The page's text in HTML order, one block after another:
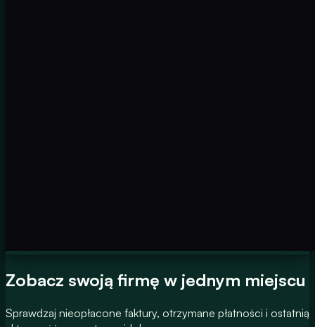
Zobacz swoją firmę w jednym miejscu
Sprawdzaj nieopłacone faktury, otrzymane płatności i ostatnią